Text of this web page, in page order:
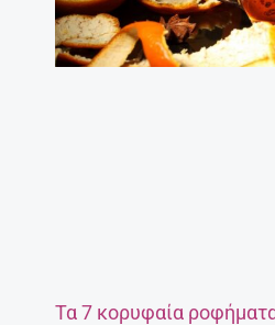
Τα 7 κορυφαία